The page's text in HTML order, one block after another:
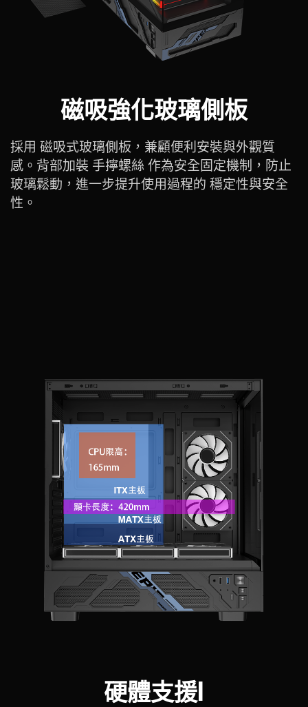
磁吸強化玻璃側板
採用 磁吸式玻璃側板，兼顧便利安裝與外觀質
感。背部加裝 手擰螺絲 作為安全固定機制，防止
玻璃鬆動，進一步提升使用過程的 穩定性與安全
性。
硬體支援I